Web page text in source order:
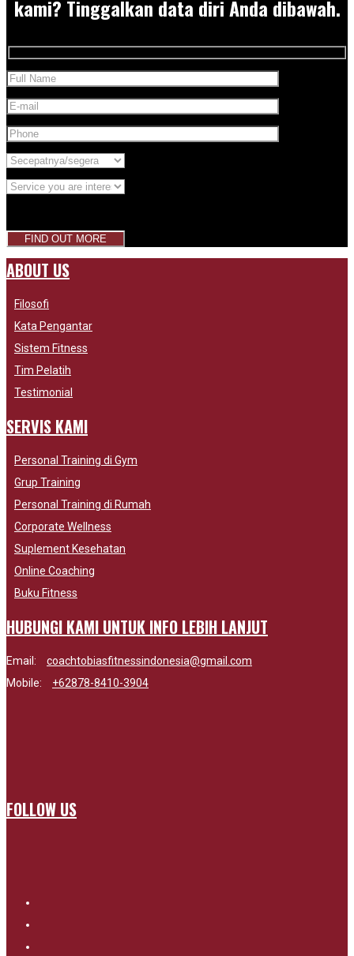
kami? Tinggalkan data diri Anda dibawah.
ABOUT US
Filosofi
Kata Pengantar
Sistem Fitness
Tim Pelatih
Testimonial
SERVIS KAMI
Personal Training di Gym
Grup Training
Personal Training di Rumah
Corporate Wellness
Suplement Kesehatan
Online Coaching
Buku Fitness
HUBUNGI KAMI UNTUK INFO LEBIH LANJUT
Email:
coachtobiasfitnessindonesia@gmail.com
Mobile:
+62878-8410-3904
FOLLOW US